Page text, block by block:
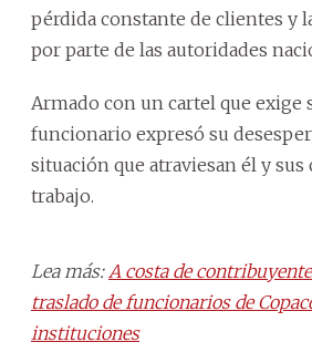
pérdida constante de clientes y
por parte de las autoridades
Armado con un cartel que exige
funcionario expresó su
situación que atraviesan él y sus
trabajo.
Lea más: A costa de
traslado de funcionarios de
instituciones